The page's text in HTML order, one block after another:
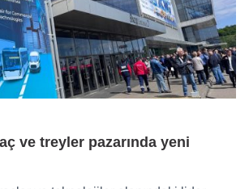
ve treyler pazarında yeni